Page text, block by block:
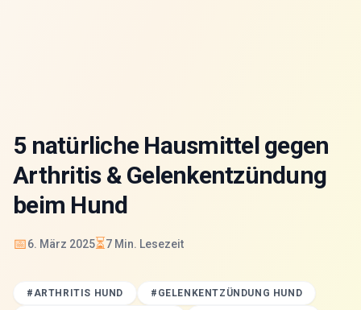
5 natürliche Hausmittel gegen
Arthritis & Gelenkentzündung
beim Hund
📅6. März 2025⏳7 Min. Lesezeit
#ARTHRITIS HUND # GELENKENTZÜNDUNG HUND